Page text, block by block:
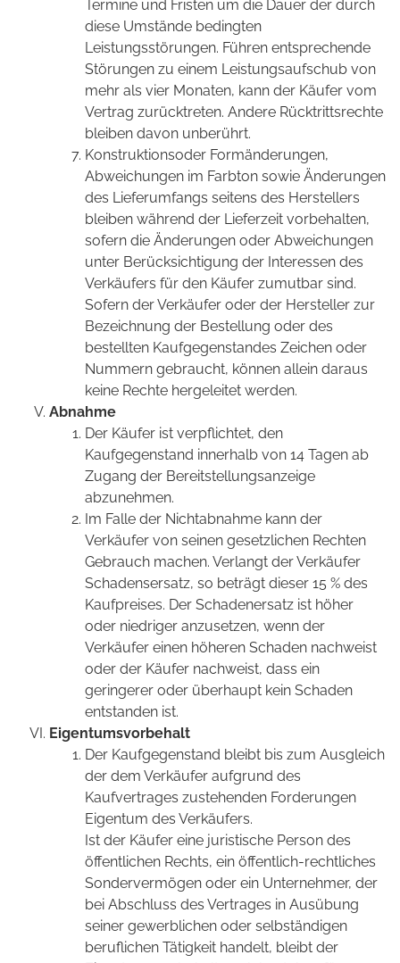
Termine und Fristen um die Dauer der durch
diese Umstände bedingten
Leistungsstörungen. Führen entsprechende
Störungen zu einem Leistungsaufschub von
mehr als vier Monaten, kann der Käufer vom
Vertrag zurücktreten. Andere Rücktrittsrechte
bleiben davon unberührt.
Konstruktionsoder Formänderungen,
Abweichungen im Farbton sowie Änderungen
des Lieferumfangs seitens des Herstellers
bleiben während der Lieferzeit vorbehalten,
sofern die Änderungen oder Abweichungen
unter Berücksichtigung der Interessen des
Verkäufers für den Käufer zumutbar sind.
Sofern der Verkäufer oder der Hersteller zur
Bezeichnung der Bestellung oder des
bestellten Kaufgegenstandes Zeichen oder
Nummern gebraucht, können allein daraus
keine Rechte hergeleitet werden.
Abnahme
Der Käufer ist verpflichtet, den
Kaufgegenstand innerhalb von 14 Tagen ab
Zugang der Bereitstellungsanzeige
abzunehmen.
Im Falle der Nichtabnahme kann der
Verkäufer von seinen gesetzlichen Rechten
Gebrauch machen. Verlangt der Verkäufer
Schadensersatz, so beträgt dieser 15 % des
Kaufpreises. Der Schadenersatz ist höher
oder niedriger anzusetzen, wenn der
Verkäufer einen höheren Schaden nachweist
oder der Käufer nachweist, dass ein
geringerer oder überhaupt kein Schaden
entstanden ist.
Eigentumsvorbehalt
Der Kaufgegenstand bleibt bis zum Ausgleich
der dem Verkäufer aufgrund des
Kaufvertrages zustehenden Forderungen
Eigentum des Verkäufers.
Ist der Käufer eine juristische Person des
öffentlichen Rechts, ein öffentlich-rechtliches
Sondervermögen oder ein Unternehmer, der
bei Abschluss des Vertrages in Ausübung
seiner gewerblichen oder selbständigen
beruflichen Tätigkeit handelt, bleibt der